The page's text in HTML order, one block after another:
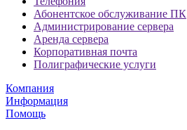
Абонентское обслуживание ПК
Администрирование сервера
Аренда сервера
Корпоративная почта
Полиграфические услуги
Компания
Информация
Помощь